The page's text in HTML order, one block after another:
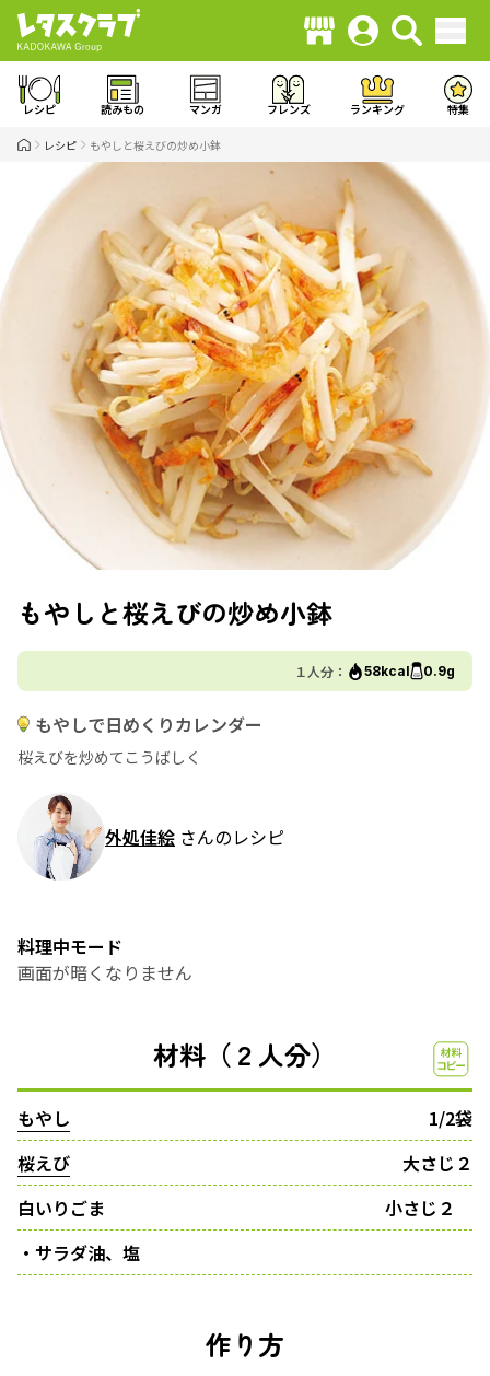
レシピ 読みもの マンガ フレンズ ランキング 特集
レシピ もやしと桜えびの炒め小鉢
もやしと桜えびの炒め小鉢
１人分： 58kcal 0.9g
もやしで日めくりカレンダー
桜えびを炒めてこうばしく
外処佳絵 さんのレシピ
料理中モード
画面が暗くなりません
材料（２人分）
もやし
1/2袋
桜えび
大さじ２
白いりごま
小さじ２
・サラダ油、塩
作り方